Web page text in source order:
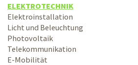
ELEKTROTECHNIK
Elektroinstallation
Licht und Beleuchtung
Photovoltaik
Telekommunikation
E-Mobilität